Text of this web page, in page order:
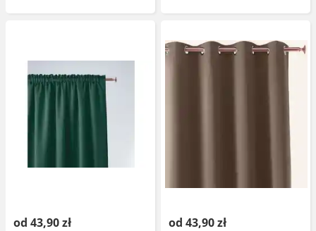
od 43,90 zł od 43,90 zł